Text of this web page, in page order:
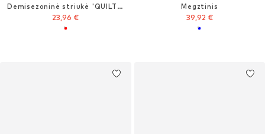
Demisezoninė striukė 'QUILTED JACKET'
23,96 €
Megztinis
39,92 €